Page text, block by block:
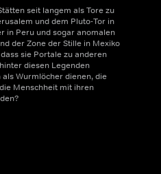
seit langem als Tore zu
und dem Pluto-Tor in
in Peru und sogar anomalen
der Zone der Stille in Mexiko
sie Portale zu anderen
diesen Legenden
als Wurmlöcher dienen, die
Menschheit mit ihren